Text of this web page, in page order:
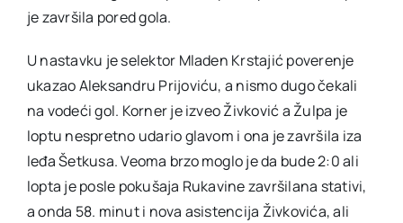
je završila pored gola.
U nastavku je selektor Mladen Krstajić poverenje
ukazao Aleksandru Prijoviću, a nismo dugo čekali
na vodeći gol. Korner je izveo Živković a Žulpa je
loptu nespretno udario glavom i ona je završila iza
leđa Šetkusa. Veoma brzo moglo je da bude 2:0 ali
lopta je posle pokušaja Rukavine završilana stativi,
a onda 58. minut i nova asistencija Živkovića, ali